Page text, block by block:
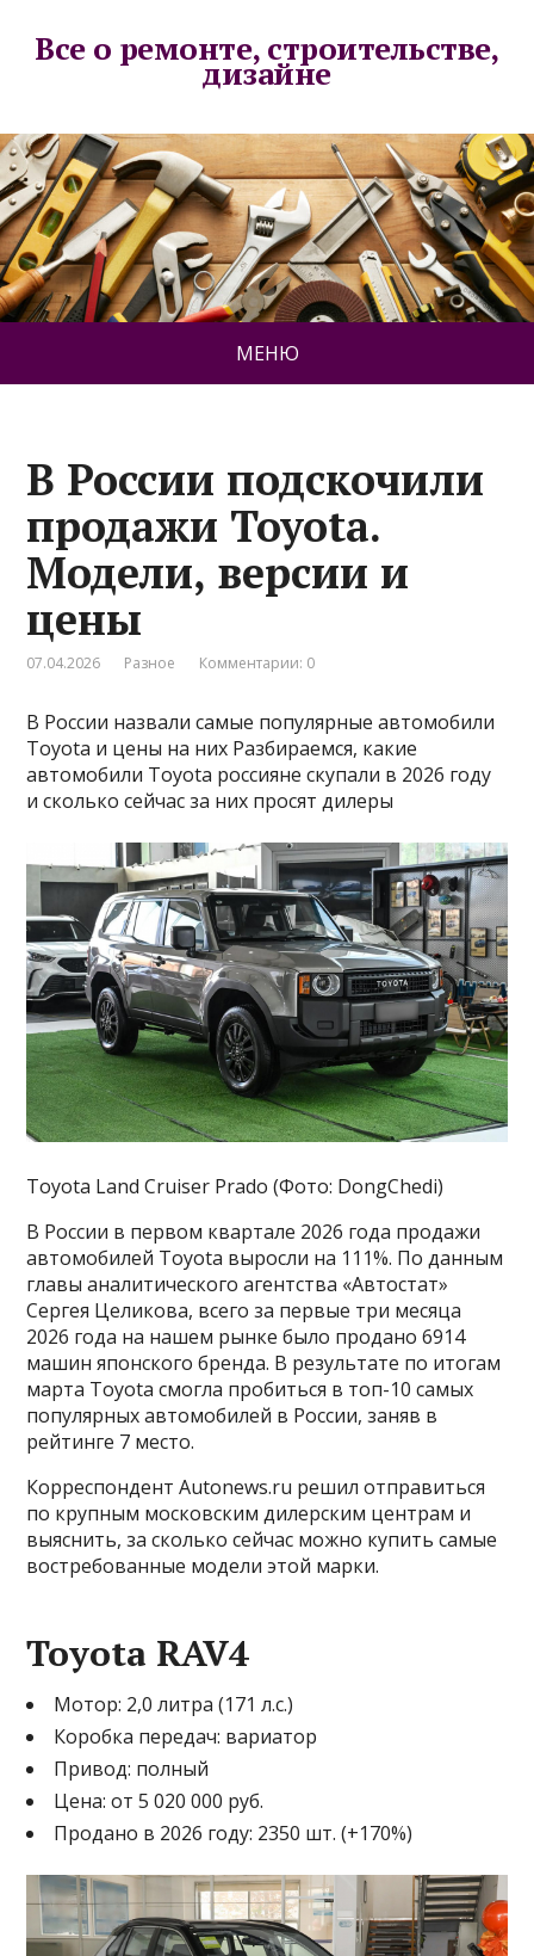
Все о ремонте, строительстве,
дизайне
МЕНЮ
В России подскочили
продажи Toyota.
Модели, версии и
цены
07.04.2026 Разное Комментарии: 0
В России назвали самые популярные автомобили
Toyota и цены на них Разбираемся, какие
автомобили Toyota россияне скупали в 2026 году
и сколько сейчас за них просят дилеры
Toyota Land Cruiser Prado (Фото: DongChedi)
В России в первом квартале 2026 года продажи
автомобилей Toyota выросли на 111%. По данным
главы аналитического агентства «Автостат»
Сергея Целикова, всего за первые три месяца
2026 года на нашем рынке было продано 6914
машин японского бренда. В результате по итогам
марта Toyota смогла пробиться в топ-10 самых
популярных автомобилей в России, заняв в
рейтинге 7 место.
Корреспондент Autonews.ru решил отправиться
по крупным московским дилерским центрам и
выяснить, за сколько сейчас можно купить самые
востребованные модели этой марки.
Toyota RAV4
Мотор: 2,0 литра (171 л.с.)
Коробка передач: вариатор
Привод: полный
Цена: от 5 020 000 руб.
Продано в 2026 году: 2350 шт. (+170%)